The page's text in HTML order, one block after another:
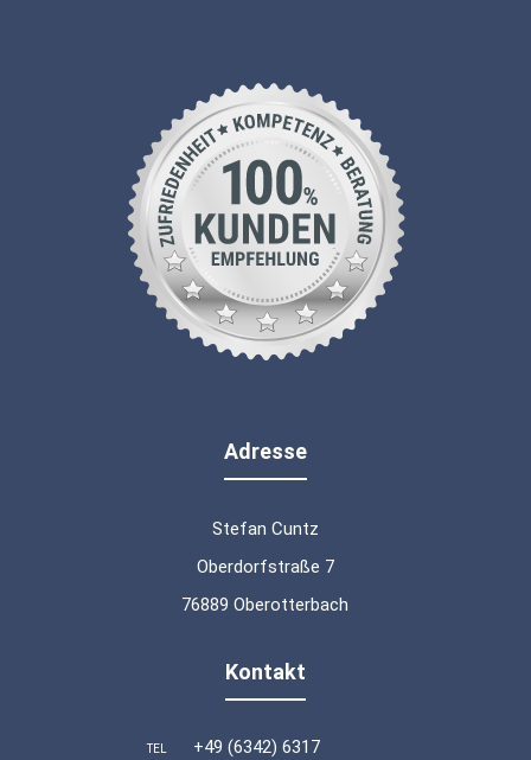
Adresse
Stefan Cuntz
Oberdorfstraße 7
76889 Oberotterbach
Kontakt
TEL +49 (6342) 6317